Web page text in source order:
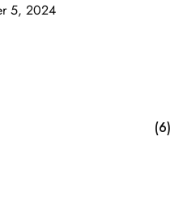
5, 2024
(6)